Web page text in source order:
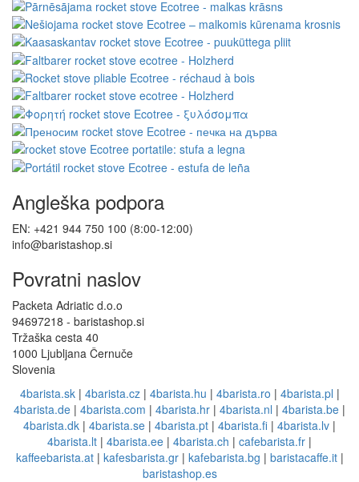
Angleška podpora
EN: +421 944 750 100 (8:00-12:00)
info@baristashop.si
Povratni naslov
Packeta Adriatic d.o.o
94697218 - baristashop.si
Tržaška cesta 40
1000 Ljubljana Černuče
Slovenia
4barista.sk| 4barista.cz| 4barista.hu | 4barista.ro | 4barista.pl |
4barista.de | 4barista.com | 4barista.hr | 4barista.nl | 4barista.be |
4barista.dk | 4barista.se | 4barista.pt | 4barista.fi | 4barista.lv |
4barista.lt | 4barista.ee | 4barista.ch | cafebarista.fr |
kaffeebarista.at| kafesbarista.gr| kafebarista.bg | baristacaffe.it|
baristashop.es